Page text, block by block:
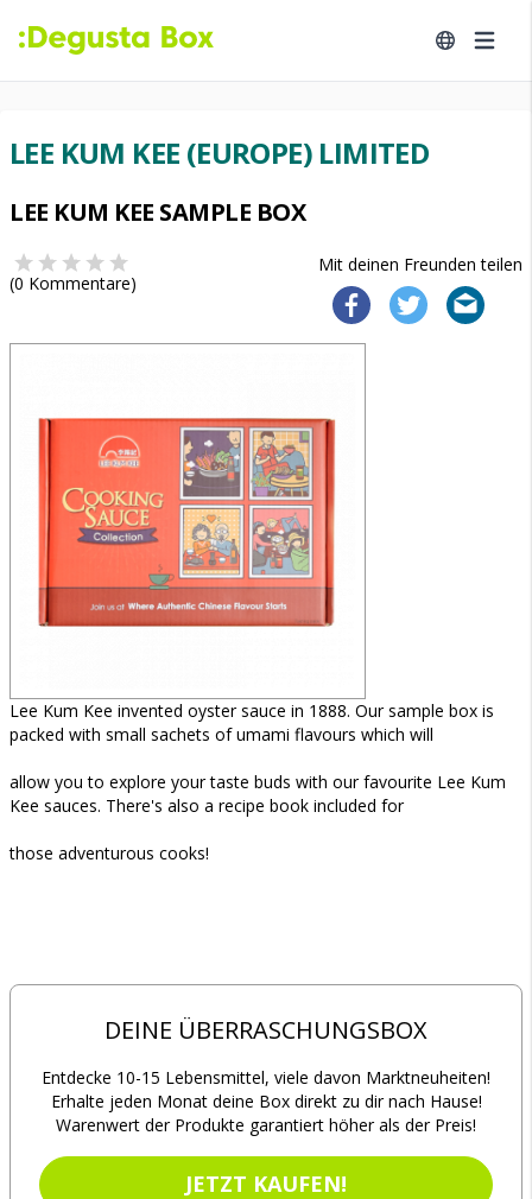
LEE KUM KEE (EUROPE) LIMITED
LEE KUM KEE SAMPLE BOX
Mit deinen Freunden teilen
(0 Kommentare)
Lee Kum Kee invented oyster sauce in 1888. Our sample box is
packed with small sachets of umami flavours which will
allow you to explore your taste buds with our favourite Lee Kum
Kee sauces. There's also a recipe book included for
those adventurous cooks!
DEINE ÜBERRASCHUNGSBOX
Entdecke 10-15 Lebensmittel, viele davon Marktneuheiten!
Erhalte jeden Monat deine Box direkt zu dir nach Hause!
Warenwert der Produkte garantiert höher als der Preis!
JETZT KAUFEN!